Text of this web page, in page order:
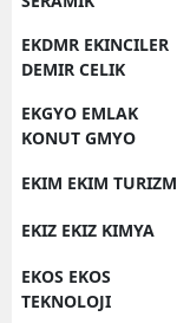
EKDMR EKINCILER
DEMIR CELIK
EKGYO EMLAK
KONUT GMYO
EKIM EKIM TURIZM
EKIZ EKIZ KIMYA
EKOS EKOS
TEKNOLOJI